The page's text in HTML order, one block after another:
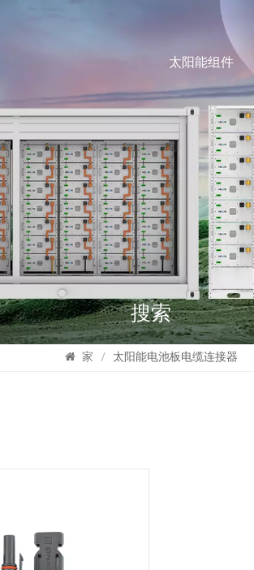
太阳能组件
搜索
家 / 太阳能电池板电缆连接器